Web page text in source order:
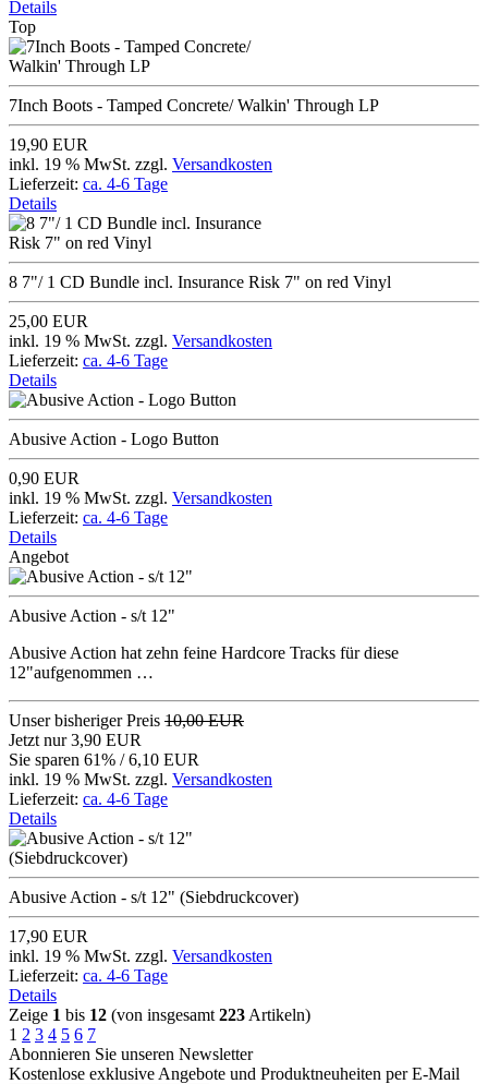
Details
Top
7Inch Boots - Tamped Concrete/ Walkin' Through LP
19,90 EUR
inkl. 19 % MwSt. zzgl. Versandkosten
Lieferzeit: ca. 4-6 Tage
Details
8 7"/ 1 CD Bundle incl. Insurance Risk 7" on red Vinyl
25,00 EUR
inkl. 19 % MwSt. zzgl. Versandkosten
Lieferzeit: ca. 4-6 Tage
Details
Abusive Action - Logo Button
0,90 EUR
inkl. 19 % MwSt. zzgl. Versandkosten
Lieferzeit: ca. 4-6 Tage
Details
Angebot
Abusive Action - s/t 12"
Abusive Action hat zehn feine Hardcore Tracks für diese
12"aufgenommen …
Unser bisheriger Preis 10,00 EUR
Jetzt nur3,90 EUR
Sie sparen 61% / 6,10 EUR
inkl. 19 % MwSt. zzgl. Versandkosten
Lieferzeit: ca. 4-6 Tage
Details
Abusive Action - s/t 12" (Siebdruckcover)
17,90 EUR
inkl. 19 % MwSt. zzgl. Versandkosten
Lieferzeit: ca. 4-6 Tage
Details
Zeige 1 bis 12 (von insgesamt 223 Artikeln)
1 2 3 4 5 6 7
Abonnieren Sie unseren Newsletter
Kostenlose exklusive Angebote und Produktneuheiten per E-Mail